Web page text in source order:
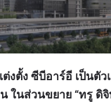
งตั้ง ซีบีอาร์อี เป็นตั
ในส่วนขยาย “ทรู ดิ